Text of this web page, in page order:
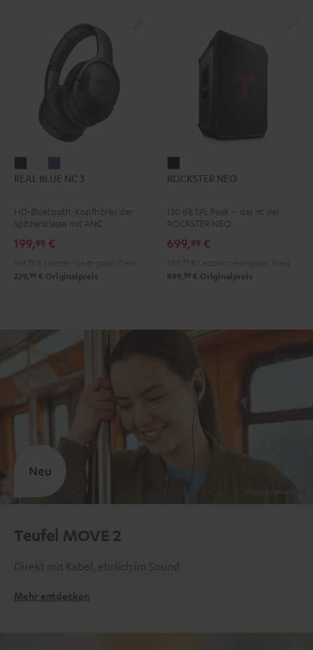
BLUE
3
Night
Black
BLUE
3
Pearl
White
BLUE
3
Steel
REAL BLUE NC 3
HD-Bluetooth-Kopfhörer der
Spitzenklasse mit ANC
199,99 €
229, 99 € Originalpreis
NEO
ROCKSTER NEO
130 dB SPL Peak – das ist der
ROCKSTER NEO.
699,99 €
899, 99 € Originalpreis
Teufel MOVE 2
Direkt mit Kabel, ehrlich im Sound
Mehr entdecken
Neu